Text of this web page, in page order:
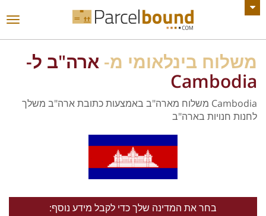
צפה בכל ההודעות
משלוח בינלאומי מ- ארה"ב ל-
Cambodia
Cambodia משלוח מארה"ב באמצעות כתובת ארה"ב משלך
לחנות חנויות בארה"ב
בחר את המדינה שלך כדי לקבל מידע נוסף: